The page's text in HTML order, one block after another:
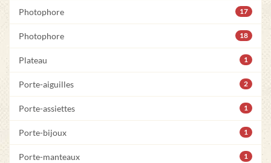
Photophore 17
Photophore 18
Plateau 1
Porte-aiguilles 2
Porte-assiettes 1
Porte-bijoux 1
Porte-manteaux 1